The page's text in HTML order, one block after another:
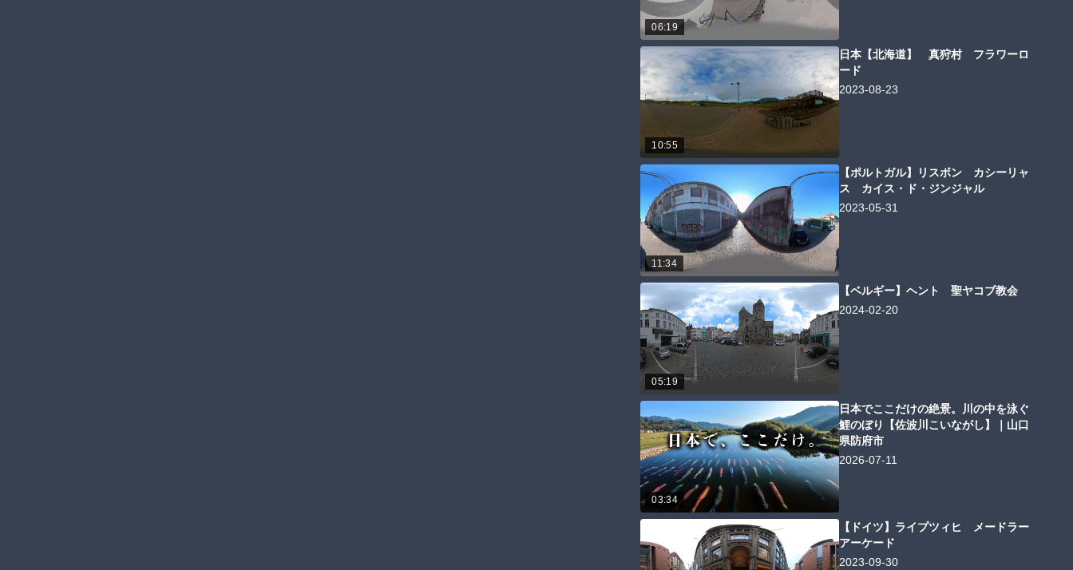
06:19
10:55
日本【北海道】 真狩村 フラワーロ
ード
2023-08-23
11:34
【ポルトガル】リスボン カシーリャ
ス カイス・ド・ジンジャル
2023-05-31
05:19
【ベルギー】ヘント 聖ヤコブ教会
2024-02-20
03:34
日本でここだけの絶景。川の中を泳ぐ
鯉のぼり【佐波川こいながし】｜山口
県防府市
2026-07-11
【ドイツ】ライプツィヒ メードラー
アーケード
2023-09-30